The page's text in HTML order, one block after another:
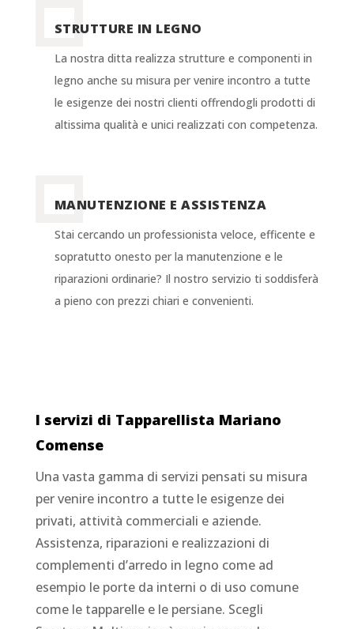
STRUTTURE IN LEGNO
La nostra ditta realizza strutture e componenti in
legno anche su misura per venire incontro a tutte
le esigenze dei nostri clienti offrendogli prodotti di
altissima qualità e unici realizzati con competenza.
MANUTENZIONE E ASSISTENZA
Stai cercando un professionista veloce, efficente e
sopratutto onesto per la manutenzione e le
riparazioni ordinarie? Il nostro servizio ti soddisferà
a pieno con prezzi chiari e convenienti.
I servizi di Tapparellista Mariano
Comense
Una vasta gamma di servizi pensati su misura
per venire incontro a tutte le esigenze dei
privati, attività commerciali e aziende.
Assistenza, riparazioni e realizzazioni di
complementi d’arredo in legno come ad
esempio le porte da interni o di uso comune
come le tapparelle e le persiane. Scegli